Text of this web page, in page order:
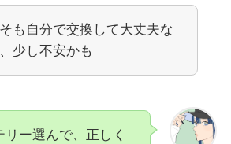
も自分で交換して大丈夫な
少し不安かも
ー選んで、正しく